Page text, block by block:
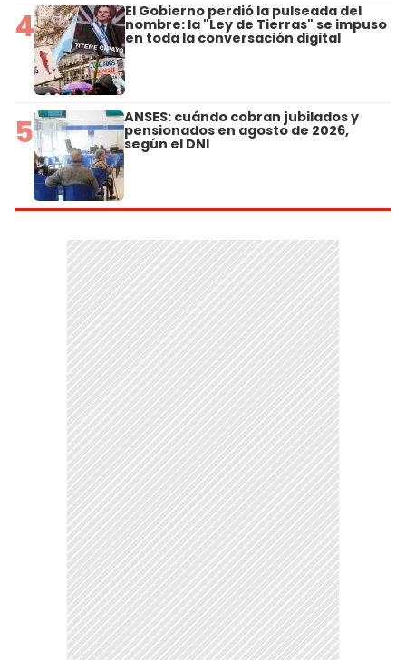
4 El Gobierno perdió la pulseada del
nombre: la "Ley de Tierras" se impuso
en toda la conversación digital
5 ANSES: cuándo cobran jubilados y
pensionados en agosto de 2026,
según el DNI